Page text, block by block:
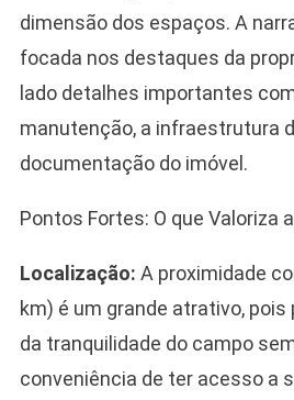
dimensão dos espaços. A
focada nos destaques da
lado detalhes importantes
manutenção, a infraestrutura
documentação do imóvel.
Pontos Fortes: O que Valoriza
Localização: A proximidade
km) é um grande atrativo,
da tranquilidade do campo
conveniência de ter acesso a